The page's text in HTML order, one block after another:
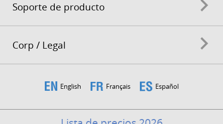
Soporte de producto
Corp / Legal
English Français Español